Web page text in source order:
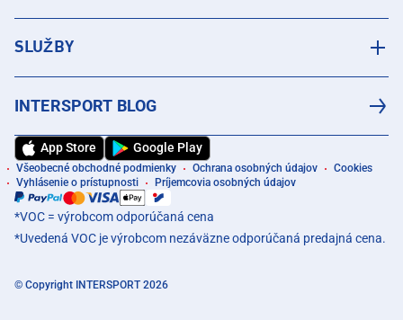
SLUŽBY
INTERSPORT BLOG
App Store Google Play
Všeobecné obchodné podmienky Ochrana osobných údajov
Cookies
Vyhlásenie o prístupnosti
Príjemcovia osobných údajov
*VOC = výrobcom odporúčaná cena
*Uvedená VOC je výrobcom nezáväzne odporúčaná predajná cena.
© Copyright INTERSPORT 2026